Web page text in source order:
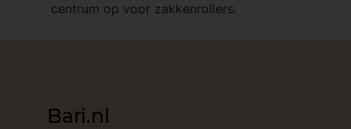
centrum op voor zakkenrollers.
Bari.nl